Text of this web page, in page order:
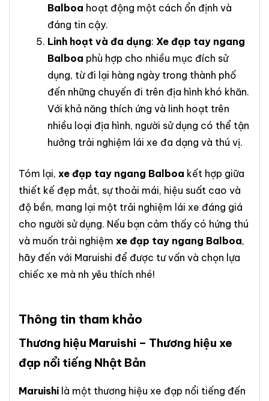
Balboa hoạt động một cách ổn định và
đáng tin cậy.
Linh hoạt và đa dụng: Xe đạp tay ngang
Balboa phù hợp cho nhiều mục đích sử
dụng, từ đi lại hàng ngày trong thành phố
đến những chuyến đi trên địa hình khó khăn.
Với khả năng thích ứng và linh hoạt trên
nhiều loại địa hình, người sử dụng có thể tận
hưởng trải nghiệm lái xe đa dạng và thú vị.
Tóm lại, xe đạp tay ngang Balboa kết hợp giữa
thiết kế đẹp mắt, sự thoải mái, hiệu suất cao và
độ bền, mang lại một trải nghiệm lái xe đáng giá
cho người sử dụng. Nếu bạn cảm thấy có hứng thú
và muốn trải nghiệm xe đạp tay ngang Balboa,
hãy đến với Maruishi để được tư vấn và chọn lựa
chiếc xe mà nh yêu thích nhé!
Thông tin tham khảo
Thương hiệu Maruishi – Thương hiệu xe
đạp nổi tiếng Nhật Bản
Maruishi là một thương hiệu xe đạp nổi tiếng đến